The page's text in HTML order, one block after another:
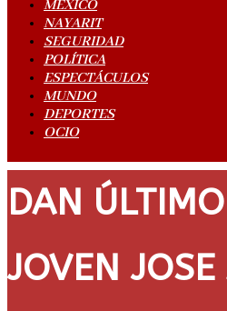
MÉXICO
NAYARIT
SEGURIDAD
POLÍTICA
ESPECTÁCULOS
MUNDO
DEPORTES
OCIO
DAN
JOVEN